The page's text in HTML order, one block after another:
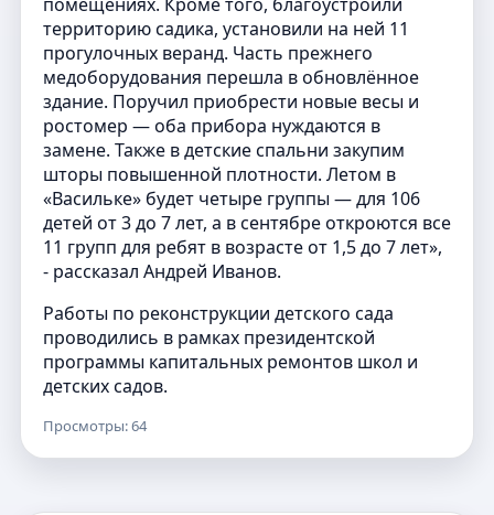
территорию садика, установили на ней 11
прогулочных веранд. Часть прежнего
медоборудования перешла в обновлённое
здание. Поручил приобрести новые весы и
ростомер — оба прибора нуждаются в
замене. Также в детские спальни закупим
шторы повышенной плотности. Летом в
«Васильке» будет четыре группы — для 106
детей от 3 до 7 лет, а в сентябре откроются все
11 групп для ребят в возрасте от 1,5 до 7 лет»,
- рассказал Андрей Иванов.
Работы по реконструкции детского сада
проводились в рамках президентской
программы капитальных ремонтов школ и
детских садов.
Просмотры: 64